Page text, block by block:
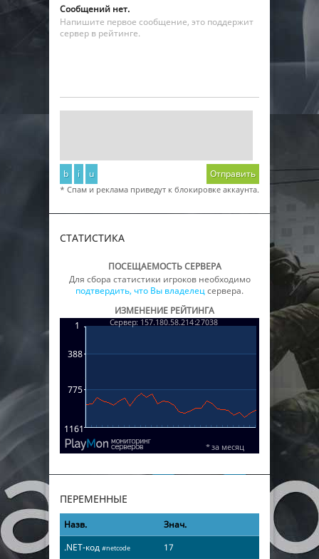
Сообщений нет.
Напишите первое сообщение, это поддержит
сервер в рейтинге.
b i u Отправить
* Спам и реклама приведут к блокировке аккаунта.
СТАТИСТИКА
ПОСЕЩАЕМОСТЬ СЕРВЕРА
Для сбора статистики игроков необходимо
подтвердить, что Вы владелецсервера.
ИЗМЕНЕНИЕ РЕЙТИНГА
ПЕРЕМЕННЫЕ
Назв.
Знач.
.NET-код #netcode
17